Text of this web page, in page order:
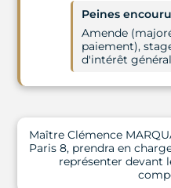
Peines
Amende
paiement),
d'intérêt général
Maître Clémence
Paris 8, prendra en
représenter devant